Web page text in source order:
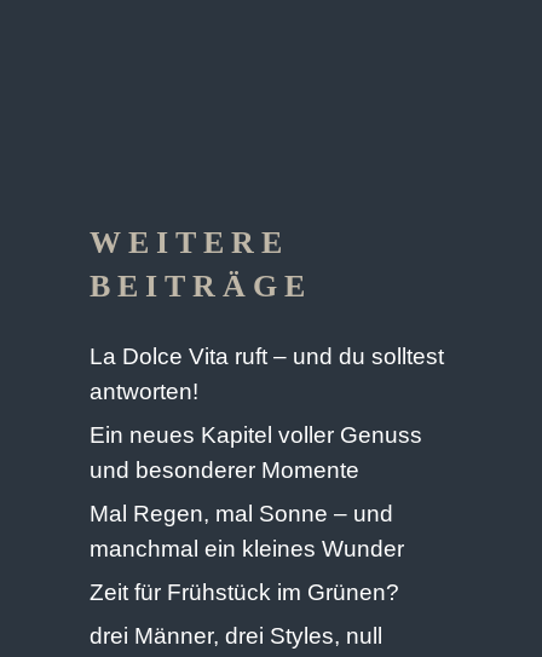
WEITERE
BEITRÄGE
La Dolce Vita ruft – und du solltest
antworten!
Ein neues Kapitel voller Genuss
und besonderer Momente
Mal Regen, mal Sonne – und
manchmal ein kleines Wunder
Zeit für Frühstück im Grünen?
drei Männer, drei Styles, null